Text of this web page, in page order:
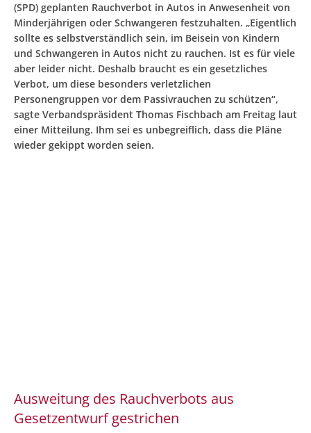
(SPD) geplanten Rauchverbot in Autos in Anwesenheit von
Minderjährigen oder Schwangeren festzuhalten. „Eigentlich
sollte es selbstverständlich sein, im Beisein von Kindern
und Schwangeren in Autos nicht zu rauchen. Ist es für viele
aber leider nicht. Deshalb braucht es ein gesetzliches
Verbot, um diese besonders verletzlichen
Personengruppen vor dem Passivrauchen zu schützen“,
sagte Verbandspräsident Thomas Fischbach am Freitag laut
einer Mitteilung. Ihm sei es unbegreiflich, dass die Pläne
wieder gekippt worden seien.
Ausweitung des Rauchverbots aus
Gesetzentwurf gestrichen